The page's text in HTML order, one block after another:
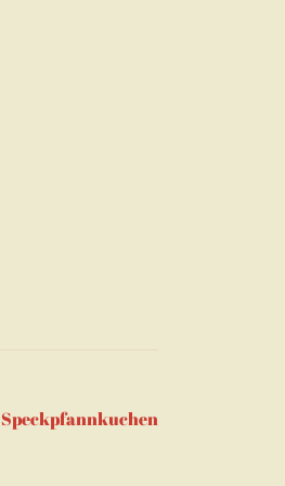
Speckpfannkuchen